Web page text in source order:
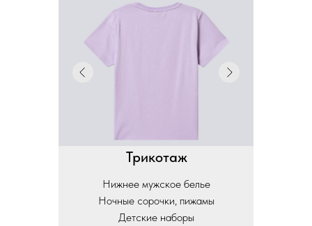
Трикотаж
Нижнее мужское белье
Ночные сорочки, пижамы
Детские наборы